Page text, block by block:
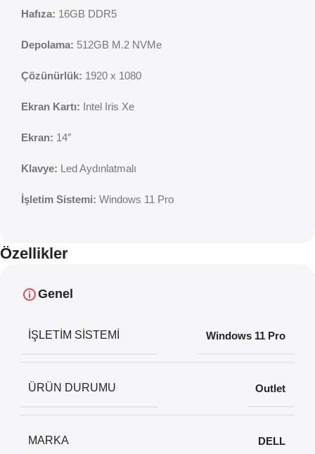
Hafıza: 16GB DDR5
Depolama: 512GB M.2 NVMe
Çözünürlük: 1920 x 1080
Ekran Kartı: Intel Iris Xe
Ekran: 14″
Klavye: Led Aydınlatmalı
İşletim Sistemi: Windows 11 Pro
Özellikler
Genel
İŞLETIM SISTEMI Windows 11 Pro
ÜRÜN DURUMU Outlet
MARKA DELL